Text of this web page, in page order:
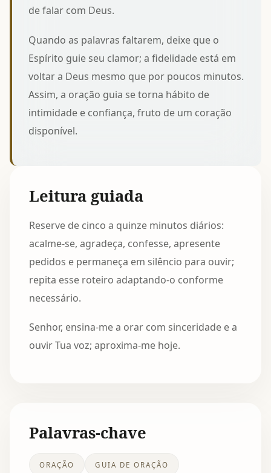
de falar com Deus.
Quando as palavras faltarem, deixe que o
Espírito guie seu clamor; a fidelidade está em
voltar a Deus mesmo que por poucos minutos.
Assim, a oração guia se torna hábito de
intimidade e confiança, fruto de um coração
disponível.
Leitura guiada
Reserve de cinco a quinze minutos diários:
acalme-se, agradeça, confesse, apresente
pedidos e permaneça em silêncio para ouvir;
repita esse roteiro adaptando-o conforme
necessário.
Senhor, ensina-me a orar com sinceridade e a
ouvir Tua voz; aproxima-me hoje.
Palavras-chave
ORAÇÃO GUIA DE ORAÇÃO